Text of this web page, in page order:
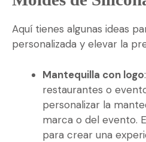
Aquí tienes algunas ideas
personalizada y elevar la
Mantequilla con logo
restaurantes o
personalizar la
marca o del evento.
para crear una